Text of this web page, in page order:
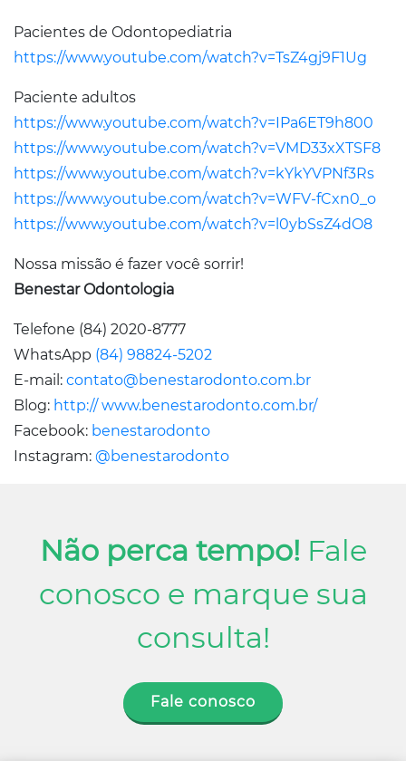
Pacientes de Odontopediatria
https://www.youtube.com/watch?v=TsZ4gj9F1Ug
Paciente adultos
https://www.youtube.com/watch?v=IPa6ET9h800
https://www.youtube.com/watch?v=VMD33xXTSF8
https://www.youtube.com/watch?v=kYkYVPNf3Rs
https://www.youtube.com/watch?v=WFV-fCxn0_o
https://www.youtube.com/watch?v=l0ybSsZ4dO8
Nossa missão é fazer você sorrir!
Benestar Odontologia
Telefone (84) 2020-8777
WhatsApp (84) 98824-5202
E-mail: contato@benestarodonto.com.br
Blog: http:// www.benestarodonto.com.br/
Facebook: benestarodonto
Instagram: @benestarodonto
Não perca tempo! Fale
conosco e marque sua
consulta!
Fale conosco